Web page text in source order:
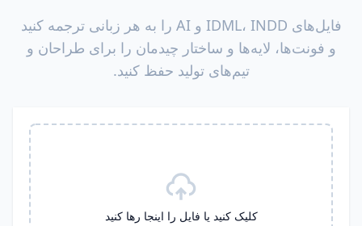
فایل‌های IDML، INDD و AI را به هر زبانی ترجمه کنید
و فونت‌ها، لایه‌ها و ساختار چیدمان را برای طراحان و
تیم‌های تولید حفظ کنید.
کلیک کنید یا فایل را اینجا رها کنید